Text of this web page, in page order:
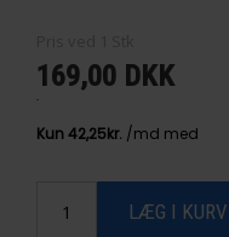
169,00 DKK